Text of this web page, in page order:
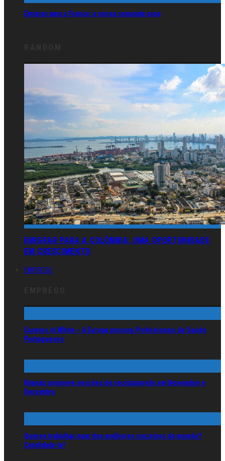
Emigrar para a França: a nossa segunda casa
EMIGRAR PARA A COLÔMBIA: UMA OPORTUNIDADE
EM CRESCIMENTO
EMPREGO
Careers in White – A Europa procura Profissionais de Saúde
Portugueses
Ryanair promove sessões de recrutamento em Novembro e
Dezembro
Queres trabalhar num dos melhores cruzeiros do mundo?
Candidata-te!